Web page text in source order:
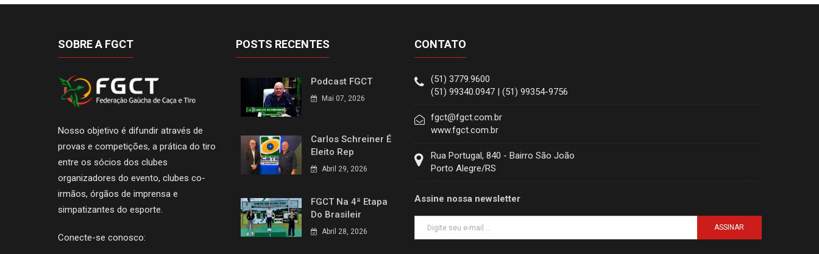
SOBRE A FGCT
Nosso objetivo é difundir através de
provas e competições, a prática do tiro
entre os sócios dos clubes
organizadores do evento, clubes co-
irmãos, órgãos de imprensa e
simpatizantes do esporte.
Conecte-se conosco:
POSTS RECENTES
Podcast FGCT
Mai 07, 2026
Carlos Schreiner É
Eleito Rep
Abril 29, 2026
FGCT Na 4ª Etapa
Do Brasileir
Abril 28, 2026
CONTATO
(51) 3779.9600
(51) 99340.0947 | (51) 99354-9756
fgct@fgct.com.br
www.fgct.com.br
Rua Portugal, 840 - Bairro São João
Porto Alegre/RS
Assine nossa newsletter
ASSINAR